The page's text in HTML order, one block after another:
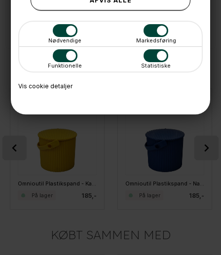
Nødvendige Markedsføring
Funktionelle Statistiske
Vis cookie detaljer
📱 Kundeservice 50446800 (9-12)
Kundeservicemail@boxdelux.dk
ANDRE IDÉER
185,-
På lager 185,-
På lager
KØBT SAMMEN MED